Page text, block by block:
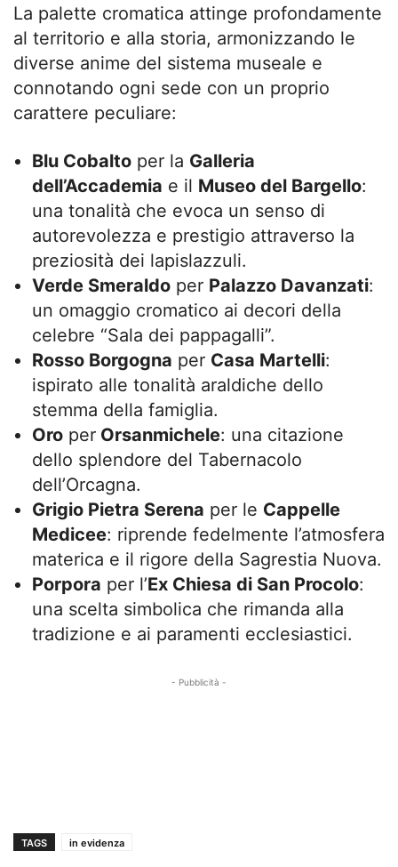
La palette cromatica attinge profondamente
al territorio e alla storia, armonizzando le
diverse anime del sistema museale e
connotando ogni sede con un proprio
carattere peculiare:
Blu Cobalto per la Galleria
dell’Accademia e il Museo del Bargello:
una tonalità che evoca un senso di
autorevolezza e prestigio attraverso la
preziosità dei lapislazzuli.
Verde Smeraldo per Palazzo Davanzati:
un omaggio cromatico ai decori della
celebre “Sala dei pappagalli”.
Rosso Borgogna per Casa Martelli:
ispirato alle tonalità araldiche dello
stemma della famiglia.
Oro per Orsanmichele: una citazione
dello splendore del Tabernacolo
dell’Orcagna.
Grigio Pietra Serena per le Cappelle
Medicee: riprende fedelmente l’atmosfera
materica e il rigore della Sagrestia Nuova.
Porpora per l’Ex Chiesa di San Procolo:
una scelta simbolica che rimanda alla
tradizione e ai paramenti ecclesiastici.
- Pubblicità -
TAGS in evidenza